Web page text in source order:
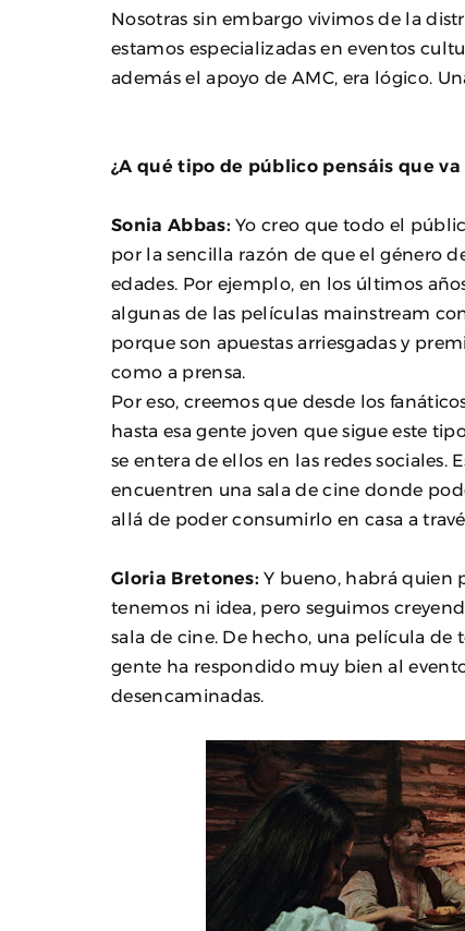
Nosotras sin embargo vivimos de la
estamos especializadas en eventos
además el apoyo de AMC, era lógico.
¿A qué tipo de público pensáis que
Sonia Abbas: Yo creo que todo el
por la sencilla razón de que el género
edades. Por ejemplo, en los últimos
algunas de las películas mainstream
porque son apuestas arriesgadas y
como a prensa.
Por eso, creemos que desde los
hasta esa gente joven que sigue este
se entera de ellos en las redes sociales.
encuentren una sala de cine donde
allá de poder consumirlo en casa a
Gloria Bretones: Y bueno, habrá quien
tenemos ni idea, pero seguimos
sala de cine. De hecho, una película de
gente ha respondido muy bien al
desencaminadas.